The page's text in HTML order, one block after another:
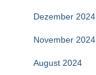
Dezember 2024
November 2024
August 2024